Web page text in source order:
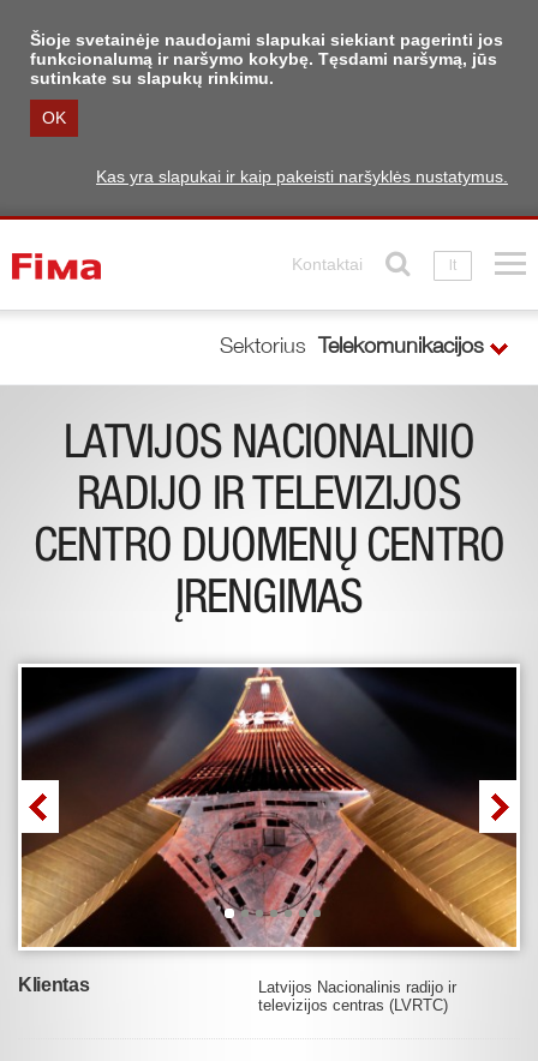
Šioje svetainėje naudojami slapukai siekiant pagerinti jos
funkcionalumą ir naršymo kokybę. Tęsdami naršymą, jūs
sutinkate su slapukų rinkimu.
OK
Kas yra slapukai ir kaip pakeisti naršyklės nustatymus.
Kontaktai lt
Sektorius Telekomunikacijos
LATVIJOS NACIONALINIO
RADIJO IR TELEVIZIJOS
CENTRO DUOMENŲ CENTRO
ĮRENGIMAS
Klientas
Latvijos Nacionalinis radijo ir
televizijos centras (LVRTC)